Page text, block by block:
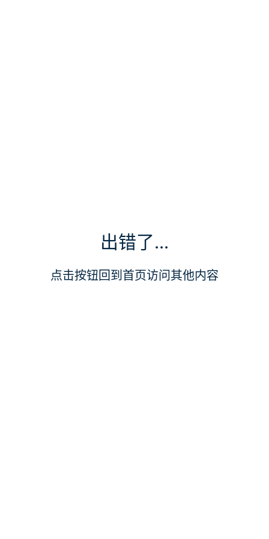
出错了...
点击按钮回到首页访问其他内容